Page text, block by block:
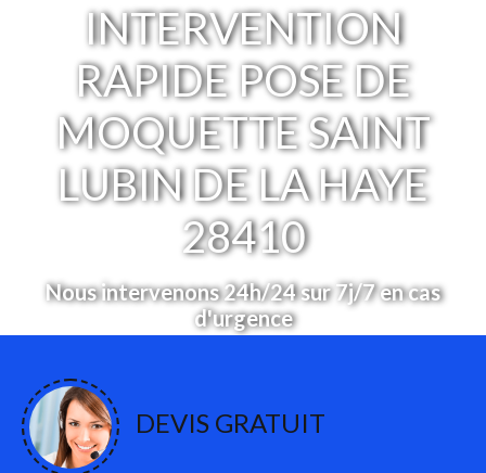
INTERVENTION
RAPIDE POSE DE
MOQUETTE SAINT
LUBIN DE LA HAYE
28410
Nous intervenons 24h/24 sur 7j/7 en cas
d'urgence
DEVIS GRATUIT